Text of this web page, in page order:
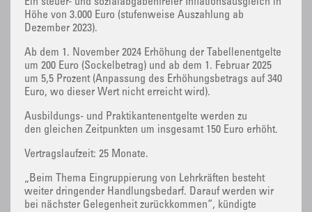
Höhe von 3.000 Euro (stufenweise Auszahlung ab
Dezember 2023).
Ab dem 1. November 2024 Erhöhung der Tabellenentgelte
um 200 Euro (Sockelbetrag) und ab dem 1. Februar 2025
um 5,5 Prozent (Anpassung des Erhöhungsbetrags auf 340
Euro, wo dieser Wert nicht erreicht wird).
Ausbildungs- und Praktikantenentgelte werden zu
den gleichen Zeitpunkten um insgesamt 150 Euro erhöht.
Vertragslaufzeit: 25 Monate.
„Beim Thema Eingruppierung von Lehrkräften besteht
weiter dringender Handlungsbedarf. Darauf werden wir
bei nächster Gelegenheit zurückkommen“, kündigte